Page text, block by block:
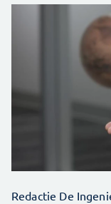
Redactie De